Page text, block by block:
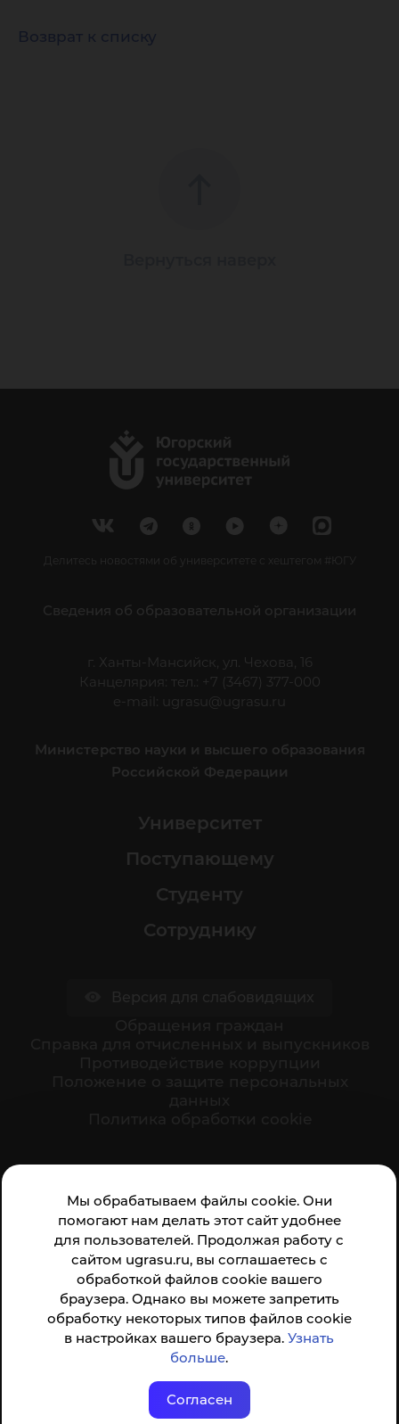
Мы обрабатываем файлы cookie. Они
помогают нам делать этот сайт удобнее
для пользователей. Продолжая работу с
сайтом ugrasu.ru, вы соглашаетесь с
обработкой файлов cookie вашего
браузера. Однако вы можете запретить
обработку некоторых типов файлов cookie
в настройках вашего браузера.Узнать
больше.
Согласен
Возврат к списку
Делитесь новостями об университете с хештегом #ЮГУ
Сведения об образовательной организации
г. Ханты-Мансийск, ул. Чехова, 16
Канцелярия: тел.: +7 (3467) 377-000
e-mail:
ugrasu@ugrasu.ru
Министерство науки и высшего образования
Российской Федерации
Университет
Поступающему
Студенту
Сотруднику
организации:
Анкета доступна по QR-коду, а так же по прямой
ссылке
© ФГБОУ ВО ЮГУ 2001–2026